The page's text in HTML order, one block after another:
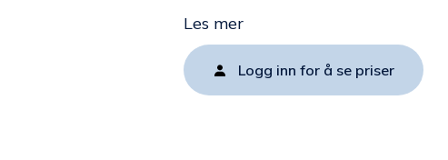
Les mer
Logg inn for å se priser